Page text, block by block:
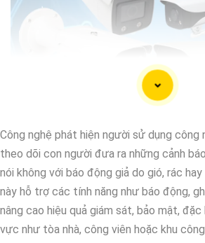
Công nghệ phát hiện người sử dụng công
theo dõi con người đưa ra những cảnh
nói không với báo động giả do gió, rác
này hỗ trợ các tính năng như báo động,
nâng cao hiệu quả giám sát, bảo mật,
vực như tòa nhà, công viên hoặc khu công